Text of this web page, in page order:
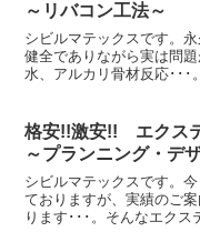
～リバコン工法～
シビルマテックスです。
健全でありながら実は問
水、アルカリ骨材反応･･･
格安!!激安!! エクス
～プランニング・デ
シビルマテックスです。
ておりますが、実績のご
ります･･･。そんなエクス